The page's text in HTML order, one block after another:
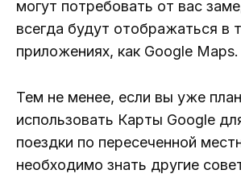
могут потребовать от вас
всегда будут отображаться в
приложениях, как Google Maps.
Тем не менее, если вы уже
использовать Карты Google
поездки по пересеченной
необходимо знать другие